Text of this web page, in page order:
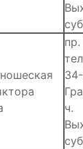
ч.